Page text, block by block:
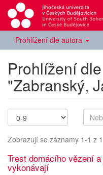
Prohlížení dle autora
Prohlížení
"Zabranský,
Zobrazují se záznamy 1-1 z 1
Trest domácího vězení
vykonávají